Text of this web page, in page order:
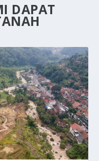
DAPAT